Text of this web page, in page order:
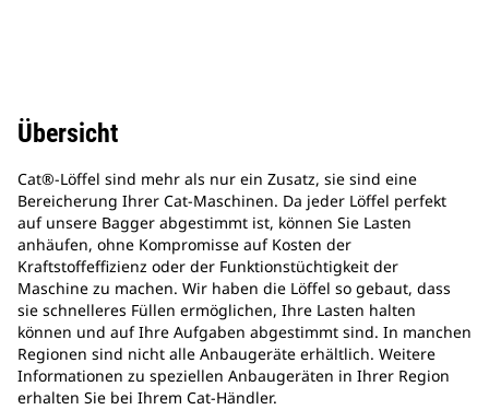
Übersicht
Cat®-Löffel sind mehr als nur ein Zusatz, sie sind eine
Bereicherung Ihrer Cat-Maschinen. Da jeder Löffel perfekt
auf unsere Bagger abgestimmt ist, können Sie Lasten
anhäufen, ohne Kompromisse auf Kosten der
Kraftstoffeffizienz oder der Funktionstüchtigkeit der
Maschine zu machen. Wir haben die Löffel so gebaut, dass
sie schnelleres Füllen ermöglichen, Ihre Lasten halten
können und auf Ihre Aufgaben abgestimmt sind. In manchen
Regionen sind nicht alle Anbaugeräte erhältlich. Weitere
Informationen zu speziellen Anbaugeräten in Ihrer Region
erhalten Sie bei Ihrem Cat-Händler.